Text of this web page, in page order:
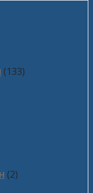
(133)
(2)